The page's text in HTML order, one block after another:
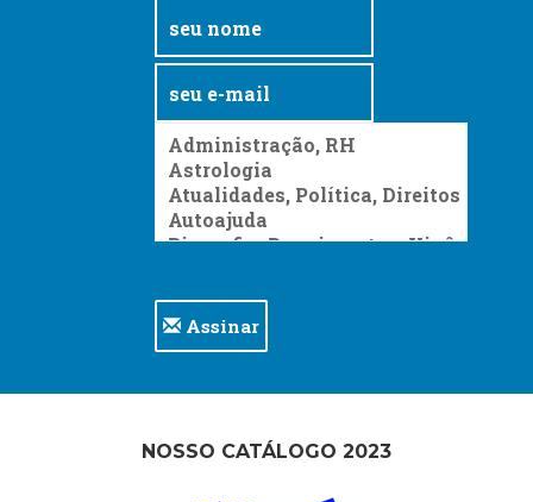
Assinar
NOSSO CATÁLOGO 2023